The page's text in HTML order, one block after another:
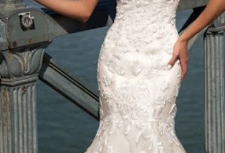
найдено 386 платьев